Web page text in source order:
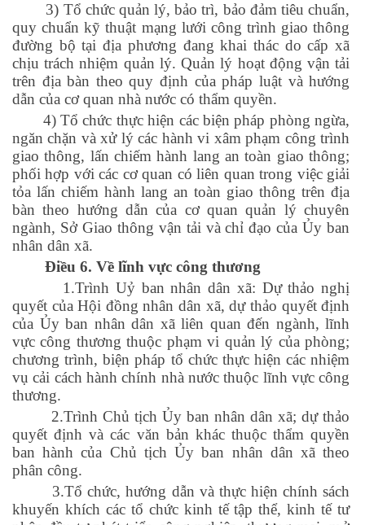
3) Tổ chức quản lý, bảo trì, bảo đảm tiêu chuẩn,
quy chuẩn kỹ thuật mạng lưới công trình giao thông
đường bộ tại địa phương đang khai thác do cấp xã
chịu trách nhiệm quản lý. Quản lý hoạt động vận tải
trên địa bàn theo quy định của pháp luật và hướng
dẫn của cơ quan nhà nước có thẩm quyền.
4) Tổ chức thực hiện các biện pháp phòng ngừa,
ngăn chặn và xử lý các hành vi xâm phạm công trình
giao thông, lấn chiếm hành lang an toàn giao thông;
phối hợp với các cơ quan có liên quan trong việc giải
tỏa lấn chiếm hành lang an toàn giao thông trên địa
bàn theo hướng dẫn của cơ quan quản lý chuyên
ngành, Sở Giao thông vận tải và chỉ đạo của Ủy ban
nhân dân xã.
Điều 6. Về lĩnh vực công thương
1.Trình Uỷ ban nhân dân xã: Dự thảo nghị
quyết của Hội đồng nhân dân xã, dự thảo quyết định
của Ủy ban nhân dân xã liên quan đến ngành, lĩnh
vực công thương thuộc phạm vi quản lý của phòng;
chương trình, biện pháp tổ chức thực hiện các nhiệm
vụ cải cách hành chính nhà nước thuộc lĩnh vực công
thương.
2.Trình Chủ tịch Ủy ban nhân dân xã; dự thảo
quyết định và các văn bản khác thuộc thẩm quyền
ban hành của Chủ tịch Ủy ban nhân dân xã theo
phân công.
3.Tổ chức, hướng dẫn và thực hiện chính sách
khuyến khích các tổ chức kinh tế tập thể, kinh tế tư